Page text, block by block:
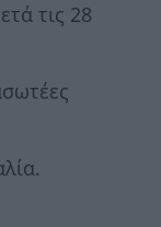
τις 28